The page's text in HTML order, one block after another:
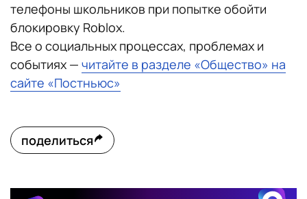
телефоны школьников при попытке обойти
блокировку Roblox.
Все о социальных процессах, проблемах и
событиях — читайте в разделе «Общество» на
сайте «Постньюс»
поделиться